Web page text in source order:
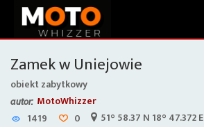
Zamek w Uniejowie
obiekt zabytkowy
autor: MotoWhizzer
1419
0 51° 58.37 N 18° 47.372 E